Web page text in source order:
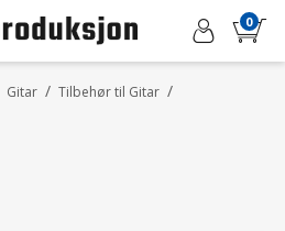
0
/
Gitar /
Tilbehør til Gitar